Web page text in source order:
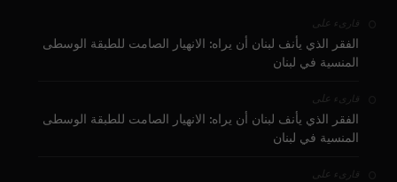
قارىء على
الفقر الذي يأنف لبنان أن يراه: الانهيار الصامت للطبقة الوسطى
المنسية في لبنان
قارىء على
الفقر الذي يأنف لبنان أن يراه: الانهيار الصامت للطبقة الوسطى
المنسية في لبنان
قارىء على